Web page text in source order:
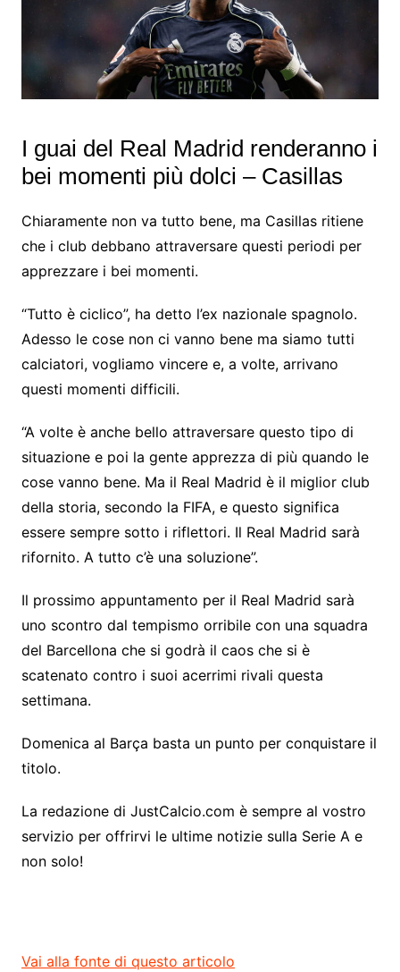
I guai del Real Madrid renderanno i
bei momenti più dolci – Casillas
Chiaramente non va tutto bene, ma Casillas ritiene
che i club debbano attraversare questi periodi per
apprezzare i bei momenti.
“Tutto è ciclico”, ha detto l’ex nazionale spagnolo.
Adesso le cose non ci vanno bene ma siamo tutti
calciatori, vogliamo vincere e, a volte, arrivano
questi momenti difficili.
“A volte è anche bello attraversare questo tipo di
situazione e poi la gente apprezza di più quando le
cose vanno bene. Ma il Real Madrid è il miglior club
della storia, secondo la FIFA, e questo significa
essere sempre sotto i riflettori. Il Real Madrid sarà
rifornito. A tutto c’è una soluzione”.
Il prossimo appuntamento per il Real Madrid sarà
uno scontro dal tempismo orribile con una squadra
del Barcellona che si godrà il caos che si è
scatenato contro i suoi acerrimi rivali questa
settimana.
Domenica al Barça basta un punto per conquistare il
titolo.
La redazione di JustCalcio.com è sempre al vostro
servizio per offrirvi le ultime notizie sulla Serie A e
non solo!
Vai alla fonte di questo articolo